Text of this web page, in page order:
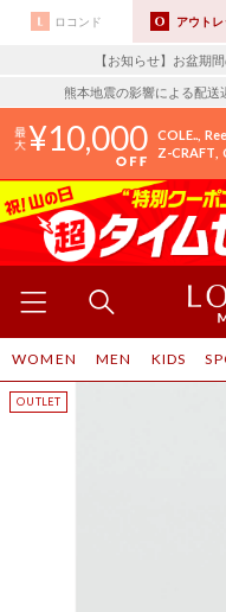
ロコンド アウトレ
【お知らせ】お盆期
熊本地震の影響による配送
10,000 COLE..
Z-CRAFT
WOMEN MEN KIDS